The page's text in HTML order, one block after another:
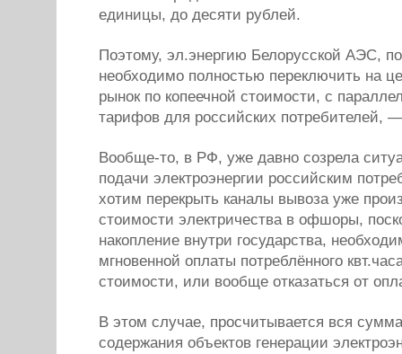
единицы, до десяти рублей.
Поэтому, эл.энергию Белорусской АЭС,
необходимо полностью переключить на
рынок по копеечной стоимости, с
тарифов для российских потребителей,
Вообще-то, в РФ, уже давно созрела
подачи электроэнергии российским
хотим перекрыть каналы вывоза уже
стоимости электричества в офшоры,
накопление внутри государства,
мгновенной оплаты потреблённого
стоимости, или вообще отказаться от
В этом случае, просчитывается вся
содержания объектов генерации